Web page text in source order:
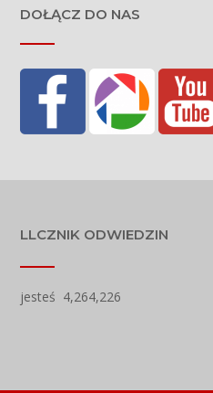
DOŁĄCZ DO NAS
LLCZNIK ODWIEDZIN
jesteś 4,264,226